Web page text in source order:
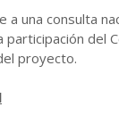
una consulta
del
proyecto.